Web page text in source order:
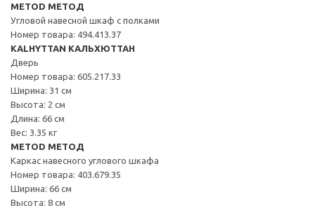
METOD МЕТОД
Угловой навесной шкаф с полками
Номер товара: 494.413.37
KALHYTTAN КАЛЬХЮТТАН
Дверь
Номер товара: 605.217.33
Ширина: 31 см
Высота: 2 см
Длина: 66 см
Вес: 3.35 кг
METOD МЕТОД
Каркас навесного углового шкафа
Номер товара: 403.679.35
Ширина: 66 см
Высота: 8 см